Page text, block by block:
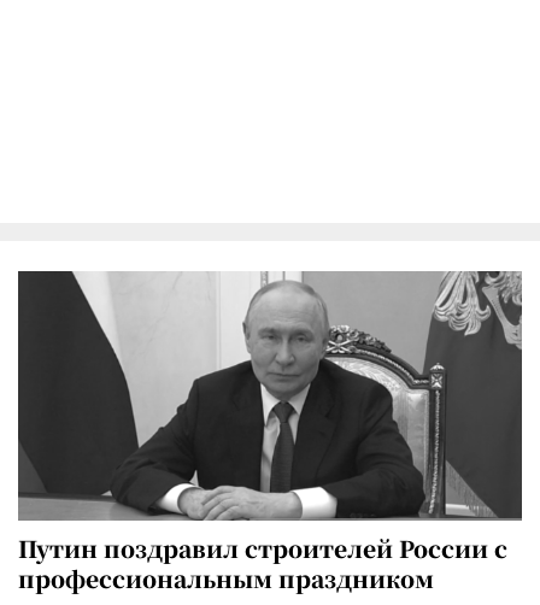
Путин поздравил строителей России с
профессиональным праздником